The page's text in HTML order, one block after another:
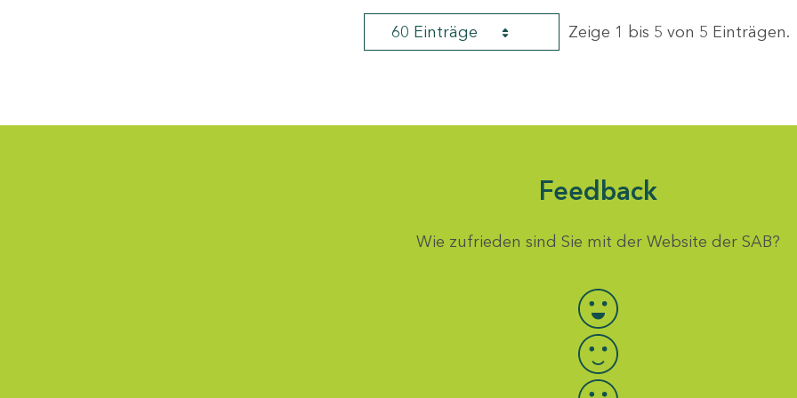
60 Einträge Zeige 1 bis 5 von 5 Einträgen.
Feedback
Wie zufrieden sind Sie mit der Website der SAB?
Bewertung auswählen